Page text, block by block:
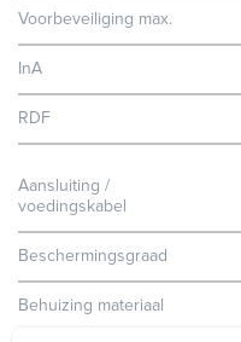
Voorbeveiliging max.
InA
RDF
Aansluiting /
voedingskabel
Beschermingsgraad
Behuizing materiaal